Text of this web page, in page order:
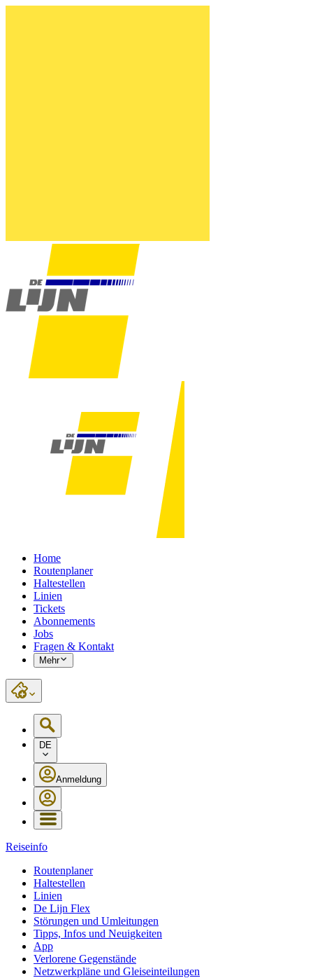
Home
Routenplaner
Haltestellen
Linien
Tickets
Abonnements
Jobs
Fragen & Kontakt
Mehr
DE
Anmeldung
Reiseinfo
Routenplaner
Haltestellen
Linien
De Lijn Flex
Störungen und Umleitungen
Tipps, Infos und Neuigkeiten
App
Verlorene Gegenstände
Netzwerkpläne und Gleiseinteilungen